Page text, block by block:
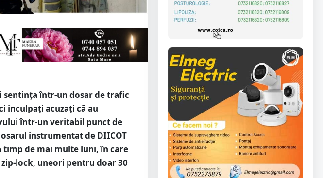
sentința într-un dosar de trafic
inculpați acuzați că au
într-un veritabil punct de
instrumentat de DIICOT
timp de mai multe luni, în care
lock, uneori pentru doar 30